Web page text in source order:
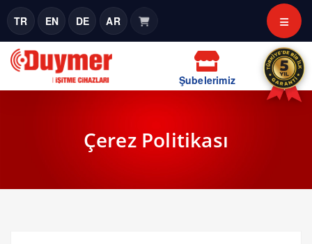
TR EN DE AR
Şubelerimiz
Çerez Politikası